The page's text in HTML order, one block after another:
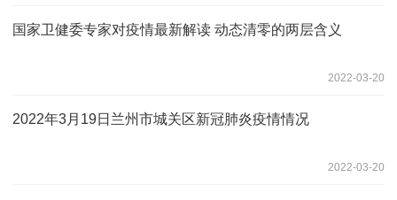
国家卫健委专家对疫情最新解读 动态清零的两层含义
2022-03-20
2022年3月19日兰州市城关区新冠肺炎疫情情况
2022-03-20